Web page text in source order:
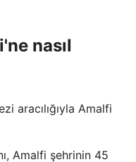
nasıl
aracılığıyla Amalfi
Amalfi şehrinin 45